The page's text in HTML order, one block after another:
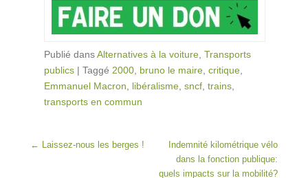
Publié dansAlternatives à la voiture Transports
publics | Taggé 2000 bruno le maire critique
Emmanuel Macron
libéralisme sncf trains
transports en commun
Post navigation
← Laissez-nous les berges !
Indemnité kilométrique vélo
dans la fonction publique:
quels impacts sur la mobilité?